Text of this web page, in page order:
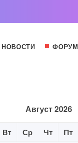
НОВОСТИ ФОРУМ
Август 2026
Вт Ср Чт Пт